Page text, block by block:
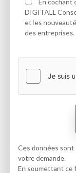
DIGITALL
et les
des entreprises.
Ces données
votre demande.
En soumettant ce